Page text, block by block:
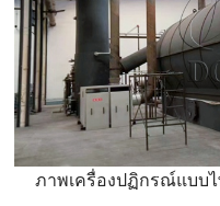
ภาพเครื่องปฏิกรณ์แบบ